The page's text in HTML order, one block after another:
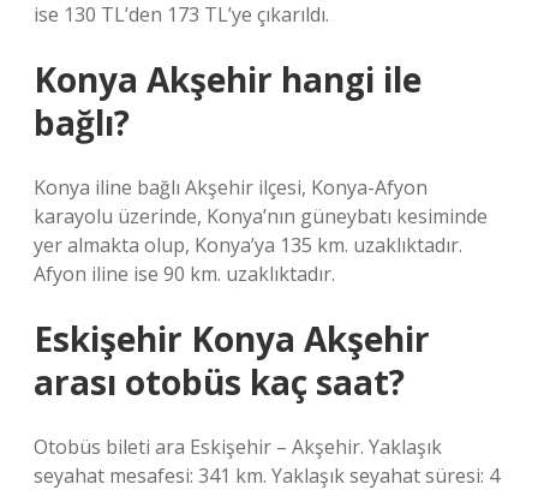
ise 130 TL’den 173 TL’ye çıkarıldı.
Konya Akşehir hangi ile
bağlı?
Konya iline bağlı Akşehir ilçesi, Konya-Afyon
karayolu üzerinde, Konya’nın güneybatı kesiminde
yer almakta olup, Konya’ya 135 km. uzaklıktadır.
Afyon iline ise 90 km. uzaklıktadır.
Eskişehir Konya Akşehir
arası otobüs kaç saat?
Otobüs bileti ara Eskişehir – Akşehir. Yaklaşık
seyahat mesafesi: 341 km. Yaklaşık seyahat süresi: 4